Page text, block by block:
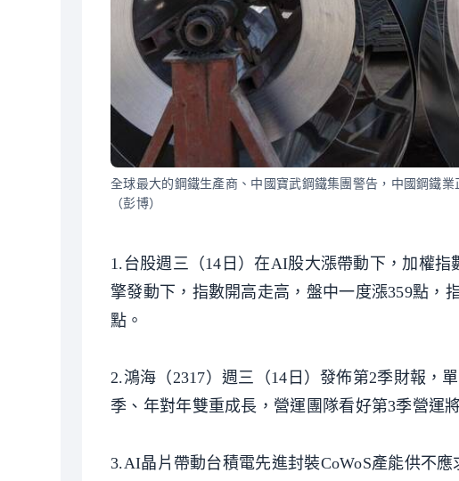
全球最大的鋼鐵生產商、中國寶武鋼鐵集團警告，中國鋼鐵業
（彭博）
1.台股週三（14日）在AI股大漲帶動下，加權指
擎發動下，指數開高走高，盤中一度漲359點，
點。
2.鴻海（2317）週三（14日）發佈第2季財報，
季、年對年雙重成長，營運團隊看好第3季營運
3.AI晶片帶動台積電先進封裝CoWoS產能供不